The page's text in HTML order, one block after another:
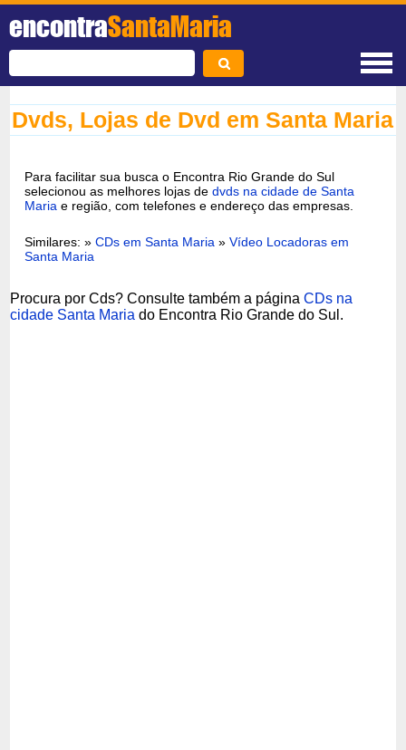
encontraSantaMaria
Dvds, Lojas de Dvd em Santa Maria
Para facilitar sua busca o Encontra Rio Grande do Sul
selecionou as melhores lojas dedvds na cidade de Santa
Maria e região, com telefones e endereço das empresas.
Similares: »CDs em Santa Maria »Vídeo Locadoras em
Santa Maria
Procura por Cds? Consulte também a páginaCDs na
cidade Santa Maria do Encontra Rio Grande do Sul.